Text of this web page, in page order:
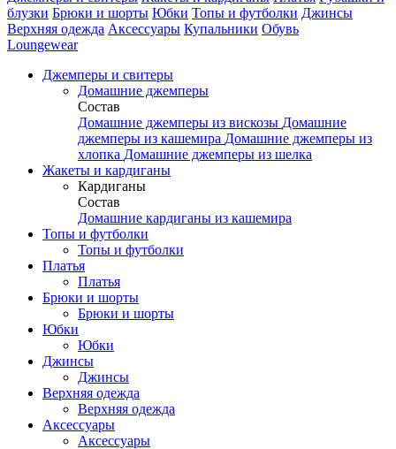
блузки Брюки и шорты Юбки Топы и футболки Джинсы
Верхняя одежда Аксесcуары Купальники Обувь
Loungewear
Джемперы и свитеры
Домашние джемперы
Состав
Домашние джемперы из вискозы Домашние
джемперы из кашемира Домашние джемперы из
хлопка Домашние джемперы из шелка
Жакеты и кардиганы
Кардиганы
Состав
Домашние кардиганы из кашемира
Топы и футболки
Топы и футболки
Платья
Платья
Брюки и шорты
Брюки и шорты
Юбки
Юбки
Джинсы
Джинсы
Верхняя одежда
Верхняя одежда
Аксессуары
Аксессуары